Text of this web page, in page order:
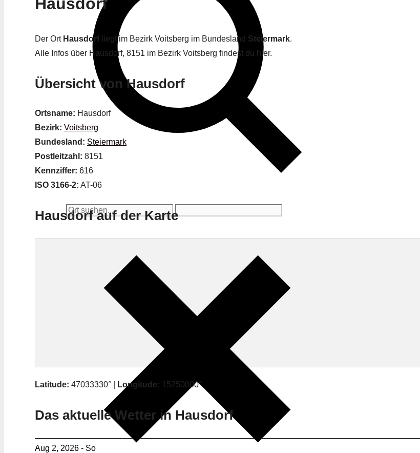
Der Ort Hausdorf liegt im Bezirk Voitsberg im Bundesland Steiermark.
Alle Infos über Hausdorf, 8151 im Bezirk Voitsberg findest du hier.
Übersicht von Hausdorf
Ortsname: Hausdorf
Bezirk: Voitsberg
Bundesland: Steiermark
Postleitzahl: 8151
Kennziffer: 616
ISO 3166-2: AT-06
Hausdorf auf der Karte
Latitude: 47033330° | Longitude: 15250000°
Das aktuelle Wetter in Hausdorf
Aug 2, 2026 - So